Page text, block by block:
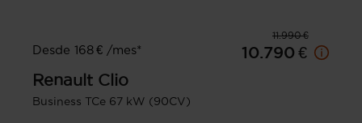
11.990 €
Desde 168 € /mes*
10.790 €
Renault Clio
Business TCe 67 kW (90CV)